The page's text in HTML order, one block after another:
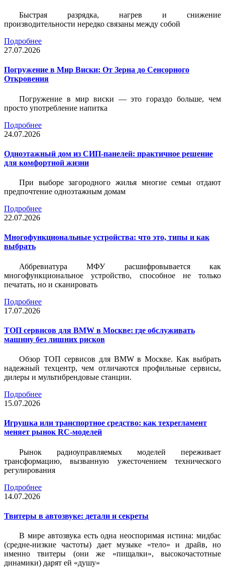
Быстрая разрядка, нагрев и снижение
производительности нередко связаны между собой
Подробнее
27.07.2026
Погружение в Мир Виски: От Зерна до Сенсорного
Откровения
Погружение в мир виски — это гораздо больше, чем
просто употребление напитка
Подробнее
24.07.2026
Одноэтажный дом из СИП-панелей: практичное решение
для комфортной жизни
При выборе загородного жилья многие семьи отдают
предпочтение одноэтажным домам
Подробнее
22.07.2026
Многофункциональные устройства: что это, типы и как
выбрать
Аббревиатура МФУ расшифровывается как
многофункциональное устройство, способное не только
печатать, но и сканировать
Подробнее
17.07.2026
ТОП сервисов для BMW в Москве: где обслуживать
машину без лишних рисков
Обзор ТОП сервисов для BMW в Москве. Как выбрать
надежный техцентр, чем отличаются профильные сервисы,
дилеры и мультибрендовые станции.
Подробнее
15.07.2026
Игрушка или транспортное средство: как техрегламент
меняет рынок RC-моделей
Рынок радиоуправляемых моделей переживает
трансформацию, вызванную ужесточением технического
регулирования
Подробнее
14.07.2026
Твитеры в автозвуке: детали и секреты
В мире автозвука есть одна неоспоримая истина: мидбас
(средне-низкие частоты) дает музыке «тело» и драйв, но
именно твитеры (они же «пищалки», высокочастотные
динамики) дарят ей «душу»